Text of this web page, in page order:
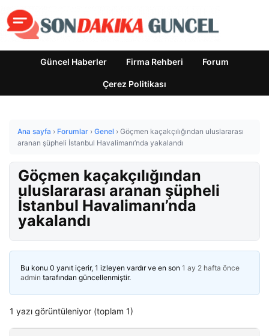
Güncel Haberler Firma Rehberi Forum
Çerez Politikası
Ana sayfa › Forumlar › Genel › Göçmen kaçakçılığından uluslararası
aranan şüpheli İstanbul Havalimanı’nda yakalandı
Göçmen kaçakçılığından
uluslararası aranan şüpheli
İstanbul Havalimanı’nda
yakalandı
Bu konu 0 yanıt içerir, 1 izleyen vardır ve en son 1 ay 2 hafta önce
admin tarafından güncellenmiştir.
1 yazı görüntüleniyor (toplam 1)